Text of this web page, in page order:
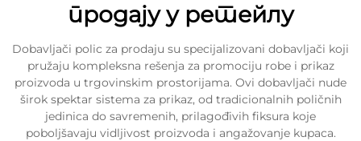
продају у ретейлу
Dobavljači polic za prodaju su specijalizovani dobavljači koji
pružaju kompleksna rešenja za promociju robe i prikaz
proizvoda u trgovinskim prostorijama. Ovi dobavljači nude
širok spektar sistema za prikaz, od tradicionalnih poličnih
jedinica do savremenih, prilagođivih fiksura koje
poboljšavaju vidljivost proizvoda i angažovanje kupaca.